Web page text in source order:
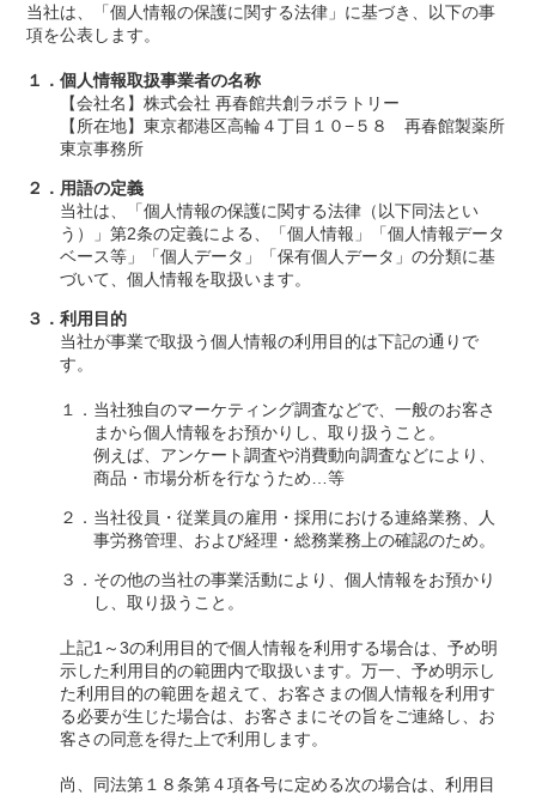
当社は、「個人情報の保護に関する法律」に基づき、以下の事
項を公表します。
１．個人情報取扱事業者の名称
【会社名】株式会社 再春館共創ラボラトリー
【所在地】東京都港区高輪４丁目１０−５８ 再春館製薬所
東京事務所
２．用語の定義
当社は、「個人情報の保護に関する法律（以下同法とい
う）」第2条の定義による、「個人情報」「個人情報データ
ベース等」「個人データ」「保有個人データ」の分類に基
づいて、個人情報を取扱います。
３．利用目的
当社が事業で取扱う個人情報の利用目的は下記の通りで
す。
１．当社独自のマーケティング調査などで、一般のお客さ
まから個人情報をお預かりし、取り扱うこと。
例えば、アンケート調査や消費動向調査などにより、
商品・市場分析を行なうため…等
２．当社役員・従業員の雇用・採用における連絡業務、人
事労務管理、および経理・総務業務上の確認のため。
３．その他の当社の事業活動により、個人情報をお預かり
し、取り扱うこと。
上記1～3の利用目的で個人情報を利用する場合は、予め明
示した利用目的の範囲内で取扱います。万一、予め明示し
た利用目的の範囲を超えて、お客さまの個人情報を利用す
る必要が生じた場合は、お客さまにその旨をご連絡し、お
客さの同意を得た上で利用します。
尚、同法第１８条第４項各号に定める次の場合は、利用目